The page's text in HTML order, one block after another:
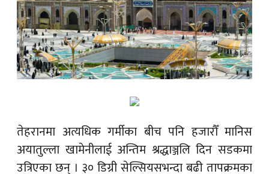
तेहरानमा अत्यधिक गर्मीका बीच पनि हजारौँ मानिस
अयातुल्ला खामेनीलाई अन्तिम श्रद्धाञ्जलि दिन सडकमा
उत्रिएका छन् । ३० डिग्री सेल्सियसभन्दा बढी तापक्रमका